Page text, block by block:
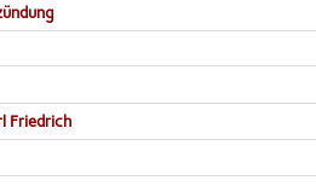
Friedrich